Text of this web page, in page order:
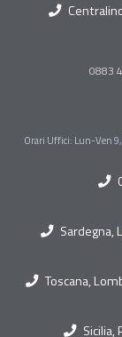
0883
Orari Uffici: Lun-Ven
Sardegna,
Toscana,
Sicilia,